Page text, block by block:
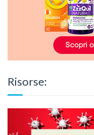
Risorse: